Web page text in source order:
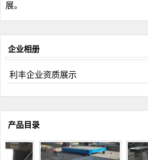
展。
企业相册
利丰企业资质展示
产品目录